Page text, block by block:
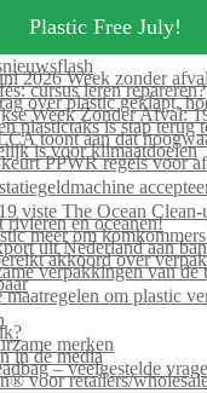
2026 Week zonder afval
cursus leren repareren?
over plastic geklapt,
Week Zonder Afval:
plastictaks is stap terug
toont aan dat
is voor klimaatdoelen
PPWR regels voor
viste The Ocean
rivieren en oceanen!
meer om
uit Nederland aan
akkoord over
verpakkingen van de
maatregelen om plastic
merken
in de media
– veelgestelde
voor retailers/
Plastic Free July!